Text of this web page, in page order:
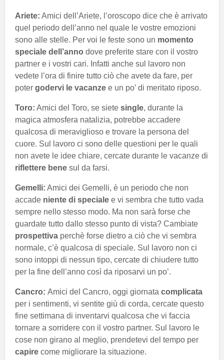
Ariete: Amici dell’Ariete, l’oroscopo dice che è arrivato
quel periodo dell’anno nel quale le vostre emozioni
sono alle stelle. Per voi le feste sono un momento
speciale dell’anno dove preferite stare con il vostro
partner e i vostri cari. Infatti anche sul lavoro non
vedete l’ora di finire tutto ciò che avete da fare, per
poter godervi le vacanze e un po’ di meritato riposo.
Toro: Amici del Toro, se siete single, durante la
magica atmosfera natalizia, potrebbe accadere
qualcosa di meraviglioso e trovare la persona del
cuore. Sul lavoro ci sono delle questioni per le quali
non avete le idee chiare, cercate durante le vacanze di
riflettere bene sul da farsi.
Gemelli: Amici dei Gemelli, è un periodo che non
accade niente di speciale e vi sembra che tutto vada
sempre nello stesso modo. Ma non sarà forse che
guardate tutto dallo stesso punto di vista? Cambiate
prospettiva perchè forse dietro a ciò che vi sembra
normale, c’è qualcosa di speciale. Sul lavoro non ci
sono intoppi di nessun tipo, cercate di chiudere tutto
per la fine dell’anno così da riposarvi un po’.
Cancro: Amici del Cancro, oggi giornata complicata
per i sentimenti, vi sentite giù di corda, cercate questo
fine settimana di inventarvi qualcosa che vi faccia
tornare a sorridere con il vostro partner. Sul lavoro le
cose non girano al meglio, prendetevi del tempo per
capire come migliorare la situazione.